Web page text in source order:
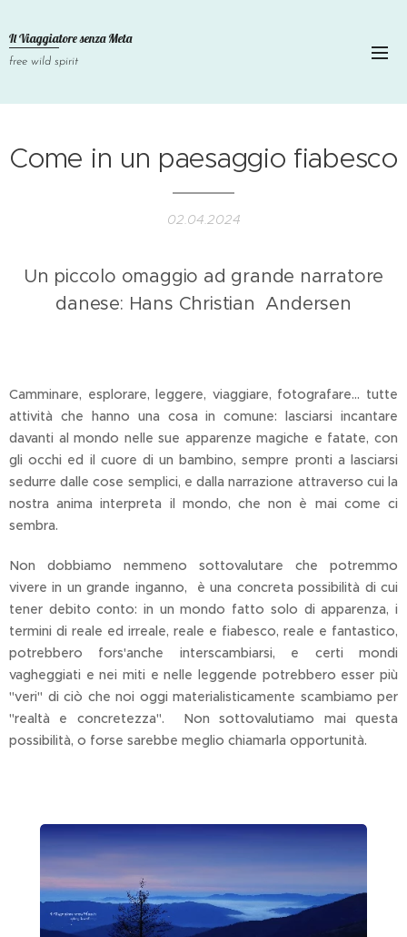
Il Viaggiatore senzaMeta
free wild spirit
Come in un paesaggio fiabesco
02.04.2024
Un piccolo omaggio ad grande narratore
danese: Hans Christian Andersen
Camminare, esplorare, leggere, viaggiare, fotografare... tutte
attività che hanno una cosa in comune: lasciarsi incantare
davanti al mondo nelle sue apparenze magiche e fatate, con
gli occhi ed il cuore di un bambino, sempre pronti a lasciarsi
sedurre dalle cose semplici, e dalla narrazione attraverso cui la
nostra anima interpreta il mondo, che non è mai come ci
sembra.
Non dobbiamo nemmeno sottovalutare che potremmo
vivere in un grande inganno, è una concreta possibilità di cui
tener debito conto: in un mondo fatto solo di apparenza, i
termini di reale ed irreale, reale e fiabesco, reale e fantastico,
potrebbero fors'anche interscambiarsi, e certi mondi
vagheggiati e nei miti e nelle leggende potrebbero esser più
"veri" di ciò che noi oggi materialisticamente scambiamo per
"realtà e concretezza". Non sottovalutiamo mai questa
possibilità, o forse sarebbe meglio chiamarla opportunità.